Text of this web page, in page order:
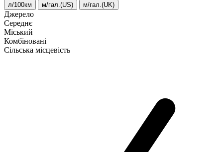
л/100км м/гал.(US) м/гал.(UK)
Джерело
Середнє
Міський
Комбіновані
Сільська місцевість